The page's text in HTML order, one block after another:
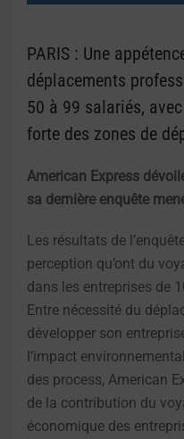
PARIS : Une
déplacements
50 à 99 salariés,
forte des zones de
American Express
sa dernière enquête
Les résultats de
perception qu’ont du
dans les entreprises de
Entre nécessité du
développer son
l’impact
des process, American
de la contribution du
économique des